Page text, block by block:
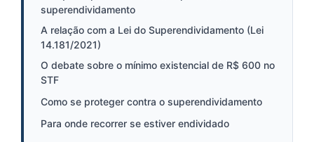
superendividamento
A relação com a Lei do Superendividamento (Lei
14.181/2021)
O debate sobre o mínimo existencial de R$ 600 no
STF
Como se proteger contra o superendividamento
Para onde recorrer se estiver endividado